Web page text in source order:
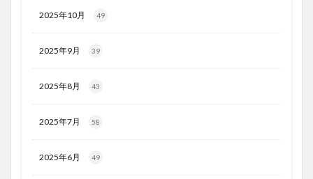
2025年10月 49
2025年9月 39
2025年8月 43
2025年7月 58
2025年6月 49